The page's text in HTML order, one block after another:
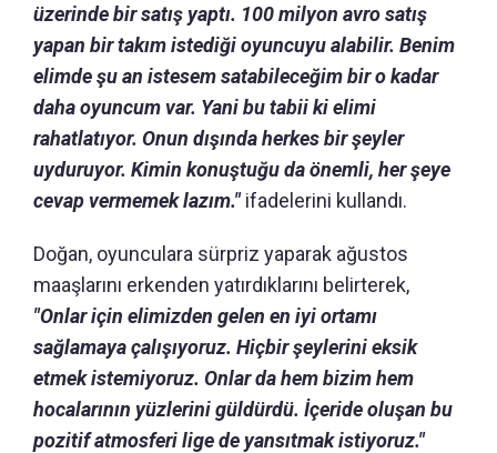
üzerinde bir satış yaptı. 100 milyon avro satış
yapan bir takım istediği oyuncuyu alabilir. Benim
elimde şu an istesem satabileceğim bir o kadar
daha oyuncum var. Yani bu tabii ki elimi
rahatlatıyor. Onun dışında herkes bir şeyler
uyduruyor. Kimin konuştuğu da önemli, her şeye
cevap vermemek lazım."ifadelerini kullandı.
Doğan, oyunculara sürpriz yaparak ağustos
maaşlarını erkenden yatırdıklarını belirterek,
"Onlar için elimizden gelen en iyi ortamı
sağlamaya çalışıyoruz. Hiçbir şeylerini eksik
etmek istemiyoruz. Onlar da hem bizim hem
hocalarının yüzlerini güldürdü. İçeride oluşan bu
pozitif atmosferi lige de yansıtmak istiyoruz."